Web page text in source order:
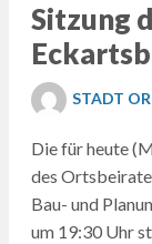
Sitzung
STADT
Die für heute
des
Bau- und
um 19:30 Uhr